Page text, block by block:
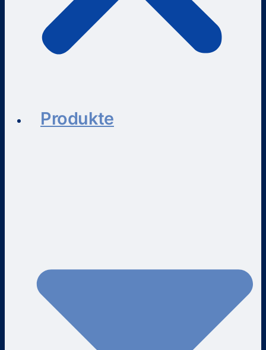
Produkte